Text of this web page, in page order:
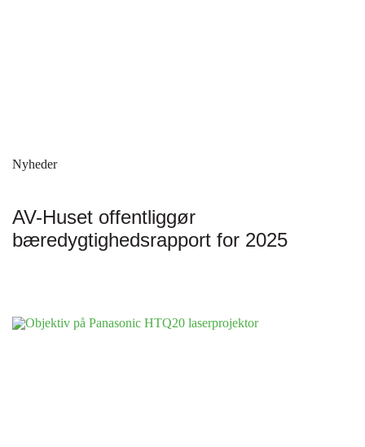
Nyheder
AV-Huset offentliggør
bæredygtighedsrapport for 2025